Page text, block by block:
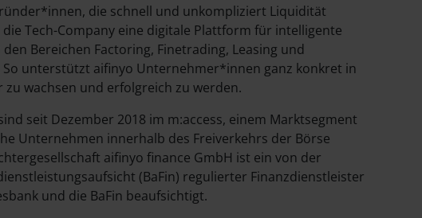
die schnell und unkompliziert Liquidität
Tech-Company eine digitale Plattform für intelligente
Bereichen Factoring, Fine­tra­ding, Leasing und
unterstützt aifinyo Unternehmer*innen ganz konkret in
zu wachsen und erfolgreich zu werden.
seit Dezember 2018 im m:access, einem Marktsegment
Unternehmen innerhalb des Freiverkehrs der Börse
aifinyo finance GmbH ist ein von der
(BaFin) regulierter Finanzdienstleister
und die BaFin beaufsichtigt.